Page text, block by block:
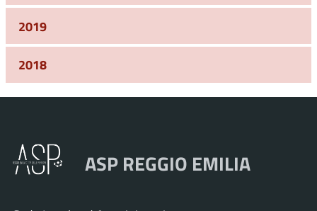
2019
2018
ASP REGGIO EMILIA